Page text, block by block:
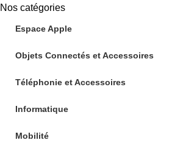
Nos catégories
Espace Apple
Objets Connectés et Accessoires
Téléphonie et Accessoires
Informatique
Mobilité